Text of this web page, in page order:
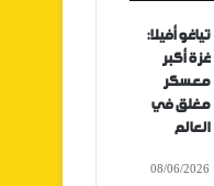
تياغو أفيلا:
غزة أكبر
معسكر
مغلق في
العالم
08/06/2026